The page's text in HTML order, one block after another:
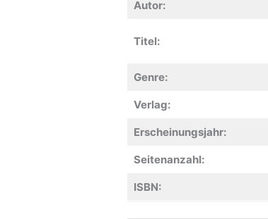
Autor:
Titel:
Genre:
Verlag:
Erscheinungsjahr:
Seitenanzahl:
ISBN: